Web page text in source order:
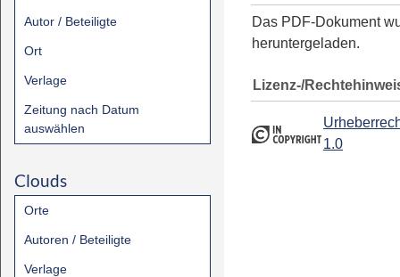
Autor / Beteiligte
Ort
Verlage
Zeitung nach Datum
auswählen
Clouds
Orte
Autoren / Beteiligte
Verlage
Das PDF-Dokument
heruntergeladen.
Lizenz-/
1.0